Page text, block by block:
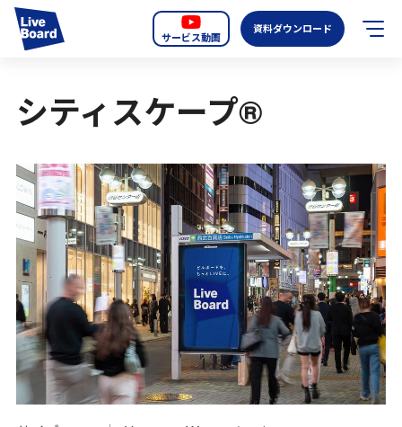
サービス動画
資料ダウンロード
サービス紹介
LIVE BOARDの新しいOOH
選ばれる理由
導入事例
全国のスクリーン
お知らせ
オーディエンスデータの階層
シティスケープ®